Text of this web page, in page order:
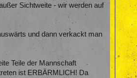
Sichtweite - wir werden auf
und dann verkackt man
Teile der Mannschaft
ist ERBÄRMLICH! Da